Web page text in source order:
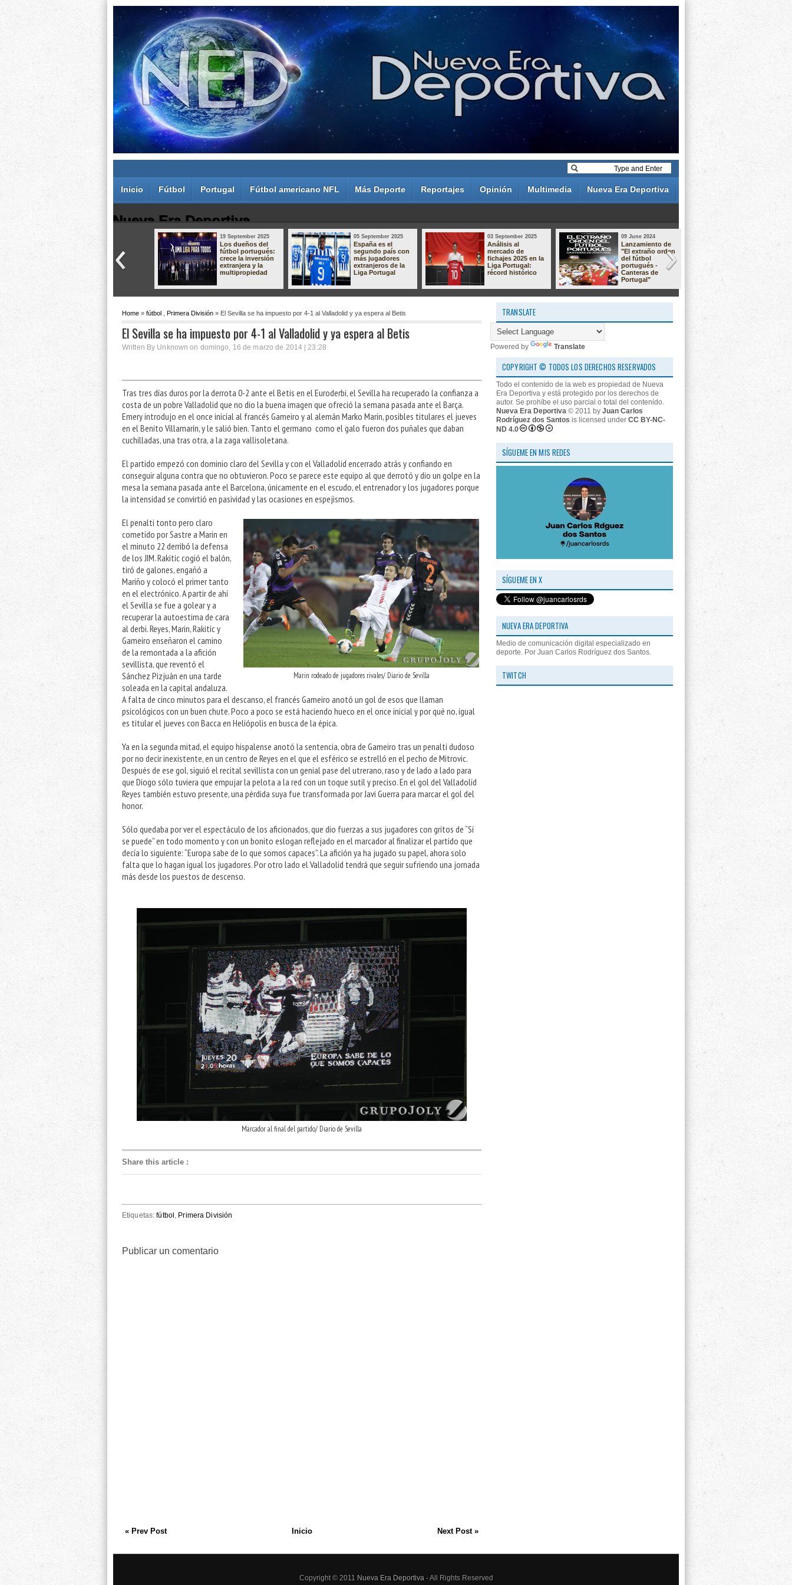
Inicio Fútbol Portugal Fútbol americano NFL Más Deporte Reportajes Opinión Multimedia Nueva Era Deportiva
Nueva Era Deportiva
Juan Carlos Rodríguez dos Santos
19 September 2025
Los dueños del
fútbol portugués:
crece la inversión
extranjera y la
multipropiedad
05 September 2025
España es el
segundo país con
más jugadores
extranjeros de la
Liga Portugal
03 September 2025
Análisis al
mercado de
fichajes 2025 en la
Liga Portugal:
récord histórico
09 June 2024
Lanzamiento de
"El extraño orden
del fútbol
portugués -
Canteras de
Portugal"
19 May 2024
Análisis de
Liga
23/24:
Home » fútbol Primera División » El Sevilla se ha impuesto por 4-1 al Valladolid y ya espera al Betis
El Sevilla se ha impuesto por 4-1 al Valladolid y ya espera al Betis
Written By Unknown on domingo, 16 de marzo de 2014 | 23:28
Tras tres días duros por la derrota 0-2 ante el Betis en el Euroderbi, el Sevilla ha recuperado la confianza a
costa de un pobre Valladolid que no dio la buena imagen que ofreció la semana pasada ante el Barça.
Emery introdujo en el once inicial al francés Gameiro y al alemán Marko Marín, posibles titulares el jueves
en el Benito Villamarín, y le salió bien. Tanto el germano como el galo fueron dos puñales que daban
cuchilladas, una tras otra, a la zaga vallisoletana.
El partido empezó con dominio claro del Sevilla y con el Valladolid encerrado atrás y confiando en
conseguir alguna contra que no obtuvieron. Poco se parece este equipo al que derrotó y dio un golpe en la
mesa la semana pasada ante el Barcelona, únicamente en el escudo, el entrenador y los jugadores porque
la intensidad se convirtió en pasividad y las ocasiones en espejismos.
Marin rodeado de jugadores rivales/ Diario de Sevilla
El penalti tonto pero claro
cometido por Sastre a Marin en
el minuto 22 derribó la defensa
de los JIM. Rakitic cogió el balón,
tiró de galones, engañó a
Mariño y colocó el primer tanto
en el electrónico. A partir de ahí
el Sevilla se fue a golear y a
recuperar la autoestima de cara
al derbi. Reyes, Marin, Rakitic y
Gameiro enseñaron el camino
de la remontada a la afición
sevillista, que reventó el
Sánchez Pizjuán en una tarde
soleada en la capital andaluza.
A falta de cinco minutos para el descanso, el francés Gameiro anotó un gol de esos que llaman
psicológicos con un buen chute. Poco a poco se está haciendo hueco en el once inicial y por qué no, igual
es titular el jueves con Bacca en Heliópolis en busca de la épica.
Ya en la segunda mitad, el equipo hispalense anotó la sentencia, obra de Gameiro tras un penalti dudoso
por no decir inexistente, en un centro de Reyes en el que el esférico se estrelló en el pecho de Mitrovic.
Después de ese gol, siguió el recital sevillista con un genial pase del utrerano, raso y de lado a lado para
que Diogo sólo tuviera que empujar la pelota a la red con un toque sutil y preciso. En el gol del Valladolid
Reyes también estuvo presente, una pérdida suya fue transformada por Javi Guerra para marcar el gol del
honor.
Sólo quedaba por ver el espectáculo de los aficionados, que dio fuerzas a sus jugadores con gritos de “Sí
se puede” en todo momento y con un bonito eslogan reflejado en el marcador al finalizar el partido que
decía lo siguiente: “Europa sabe de lo que somos capaces”. La afición ya ha jugado su papel, ahora solo
falta que lo hagan igual los jugadores. Por otro lado el Valladolid tendrá que seguir sufriendo una jornada
más desde los puestos de descenso.
Marcador al final del partido/ Diario de Sevilla
Share this article :
Etiquetas:fútbol , Primera División
Publicar un comentario
« Prev Post Next Post »
Inicio
TRANSLATE
Powered by Translate
COPYRIGHT © TODOS LOS DERECHOS RESERVADOS
Todo el contenido de la web es propiedad de Nueva
Era Deportiva y está protegido por los derechos de
autor. Se prohíbe el uso parcial o total del contenido.
Nueva Era Deportiva © 2011 by Juan Carlos
Rodríguez dos Santos is licensed under CC BY-NC-
ND 4.0
SÍGUEME EN MIS REDES
SÍGUEME EN X
NUEVA ERA DEPORTIVA
Medio de comunicación digital especializado en
deporte. Por Juan Carlos Rodríguez dos Santos.
TWITCH
Copyright © 2011 Nueva Era Deportiva- All Rights Reserved